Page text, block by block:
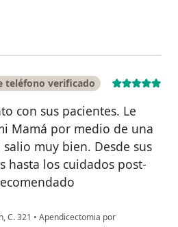
teléfono verificado
con sus pacientes. Le
Mamá por medio de una
muy bien. Desde sus
hasta los cuidados post-
C. 321 • Apendicectomia por